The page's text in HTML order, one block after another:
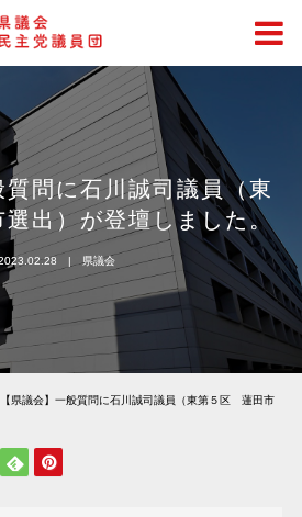
問に石川誠司議員（東
出）が登壇しました。
県議会
【県議会】一般質問に石川誠司議員（東第５区 蓮田市